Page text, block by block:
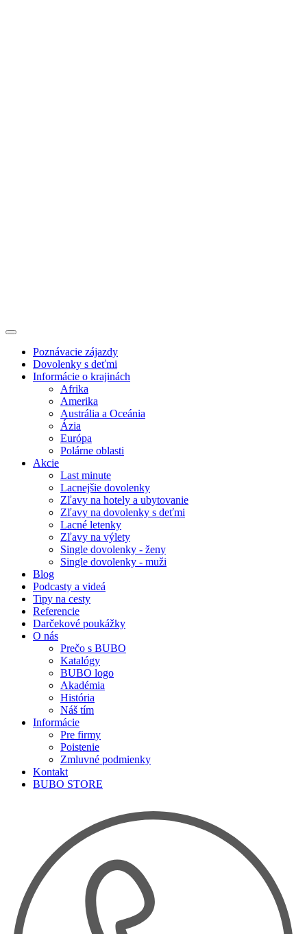
Poznávacie zájazdy
Dovolenky s deťmi
Informácie o krajinách
Afrika
Amerika
Austrália a Oceánia
Ázia
Európa
Polárne oblasti
Akcie
Last minute
Lacnejšie dovolenky
Zľavy na hotely a ubytovanie
Zľavy na dovolenky s deťmi
Lacné letenky
Zľavy na výlety
Single dovolenky - ženy
Single dovolenky - muži
Blog
Podcasty a videá
Tipy na cesty
Referencie
Darčekové poukážky
O nás
Prečo s BUBO
Katalógy
BUBO logo
Akadémia
História
Náš tím
Informácie
Pre firmy
Poistenie
Zmluvné podmienky
Kontakt
BUBO STORE